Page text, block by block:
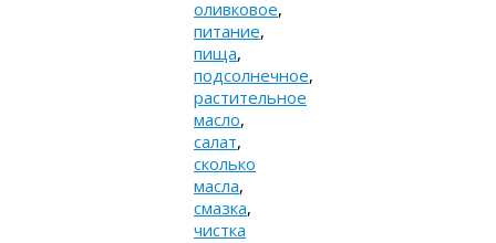
оливковое,
питание,
пища,
подсолнечное,
растительное
масло,
салат,
сколько
масла,
смазка,
чистка